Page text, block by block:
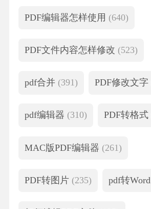
PDF编辑器怎样使用 (640)
PDF文件内容怎样修改 (523)
pdf合并 (391) PDF修改文字
pdf编辑器 (310) PDF转格式
MAC版PDF编辑器 (261)
PDF转图片 (235) pdf转Word